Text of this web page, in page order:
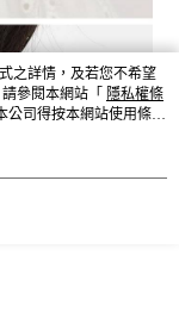
之詳情，及若您不希望
參閱本網站「 隱私權條
公司得按本網站使用條款